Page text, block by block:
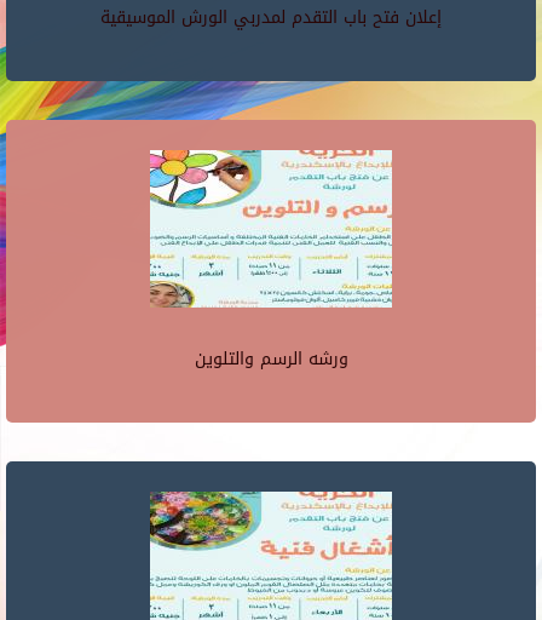
إعلان فتح باب التقدم لمدربي الورش الموسيقية
ورشه الرسم والتلوين